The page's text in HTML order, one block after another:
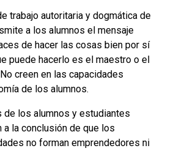
trabajo autoritaria y dogmática de
a los alumnos el mensaje
de hacer las cosas bien por sí
puede hacerlo es el maestro o el
creen en las capacidades
de los alumnos.
de los alumnos y estudiantes
la conclusión de que los
no forman emprendedores ni